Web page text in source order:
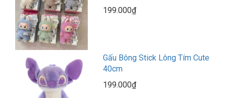
199.000₫
Gấu Bông Stick Lông Tím Cute
40cm
199.000₫